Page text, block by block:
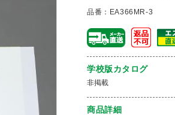
品番： EA366MR-3
学校版カタログ
非掲載
商品詳細